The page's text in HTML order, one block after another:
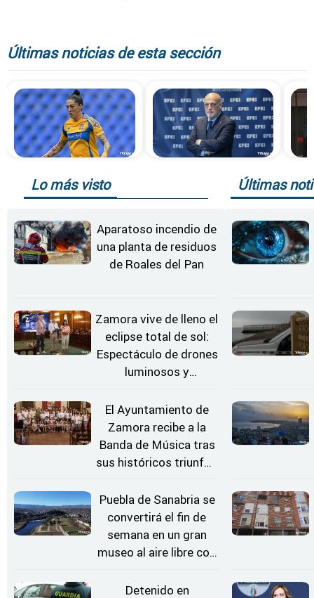
Últimas noticias de esta sección
Lo más visto
Aparatoso incendio de
una planta de residuos
de Roales del Pan
Zamora vive de lleno el
eclipse total de sol:
Espectáculo de drones
luminosos y
Estrellas
El Ayuntamiento de
Zamora recibe a la
Banda de Música tras
sus históricos triunfos
Puebla de Sanabria se
convertirá el fin de
semana en un gran
museo al aire libre con
Detenido en
Últimas